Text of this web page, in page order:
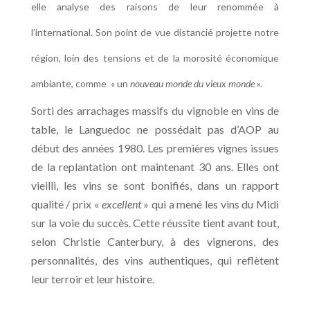
elle analyse des raisons de leur renommée à
l’international. Son point de vue distancié projette notre
région, loin des tensions et de la morosité économique
ambiante, comme « un nouveau monde du vieux monde».
Sorti des arrachages massifs du vignoble en vins de
table, le Languedoc ne possédait pas d’AOP au
début des années 1980. Les premières vignes issues
de la replantation ont maintenant 30 ans. Elles ont
vieilli, les vins se sont bonifiés, dans un rapport
qualité / prix « excellent» qui a mené les vins du Midi
sur la voie du succès. Cette réussite tient avant tout,
selon Christie Canterbury, à des vignerons, des
personnalités, des vins authentiques, qui reflètent
leur terroir et leur histoire.